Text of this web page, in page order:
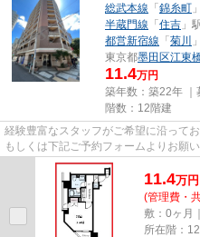
総武本線 「 錦糸町
半蔵門線 「 住吉 」
都営新宿線 「 菊川
東京都墨田区江東
11.4万円
築年数：築22年 ｜
階数：12階建
経験豊富なスタッフがご希望に沿って
もしくは下記ご予約フォームよりお願い
11.4万円
(管理費・
敷：0ヶ月
所在階：